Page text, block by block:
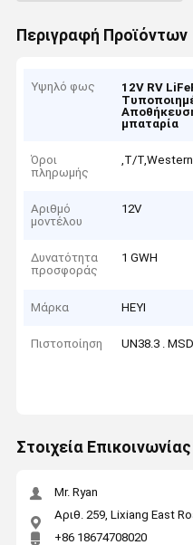
Περιγραφή Προϊόντων
Υψηλό φως 12V RV
μπαταρία
Όροι
πληρωμής
,Τ/
Αριθμό
μοντέλου
12V
Δυνατότητα
προσφοράς
1 GWH
Μάρκα HEYI
Πιστοποίηση UN38.3 .
Στοιχεία Επικοινωνίας
Mr. Ryan
Αριθ. 259, Lixiang East
+86 18674708020